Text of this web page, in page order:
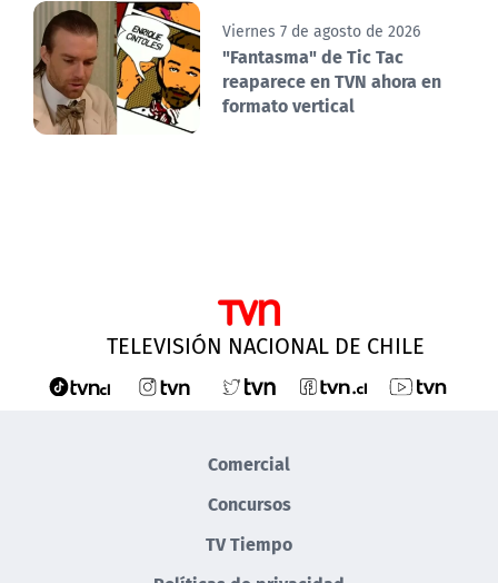
Viernes 7 de agosto de 2026
"Fantasma" de Tic Tac
reaparece en TVN ahora en
formato vertical
TELEVISIÓN NACIONAL DE CHILE
Comercial
Concursos
TV Tiempo